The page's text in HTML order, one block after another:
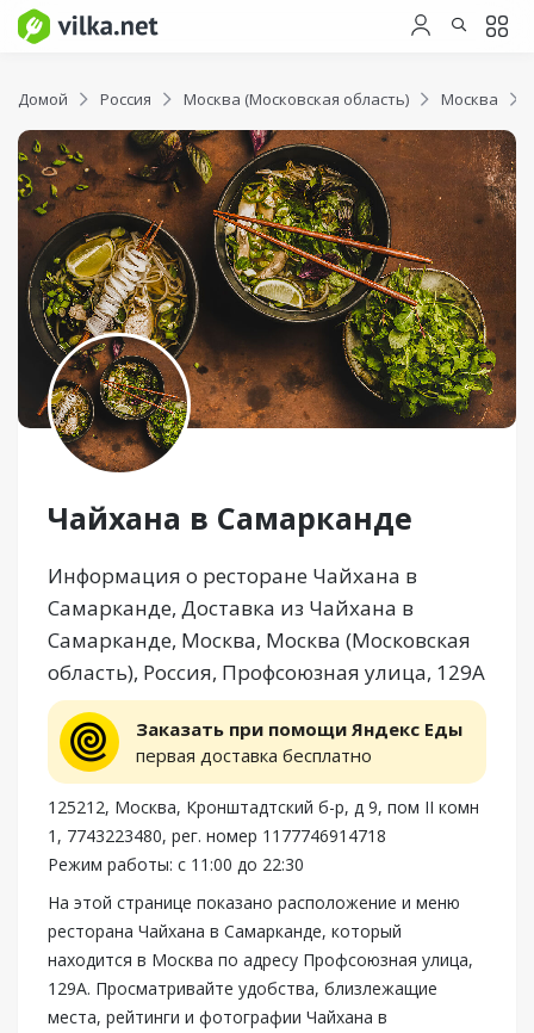
Домой Россия Москва (Московская область) Москва
Чайхана в Самарканде
Информация о ресторане Чайхана в
Самарканде, Доставка из Чайхана в
Самарканде, Москва, Москва (Московская
область), Россия, Профсоюзная улица, 129А
Заказать при помощи Яндекс Еды
первая доставка бесплатно
125212, Москва, Кронштадтский б-р, д 9, пом II комн
1, 7743223480, рег. номер 1177746914718
Режим работы: с 11:00 до 22:30
На этой странице показано расположение и меню
ресторана Чайхана в Самарканде, который
находится в Москва по адресу Профсоюзная улица,
129А. Просматривайте удобства, близлежащие
места, рейтинги и фотографии Чайхана в